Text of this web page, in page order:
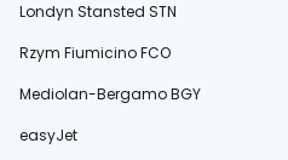
Londyn Stansted STN
Rzym Fiumicino FCO
Mediolan-Bergamo BGY
easyJet